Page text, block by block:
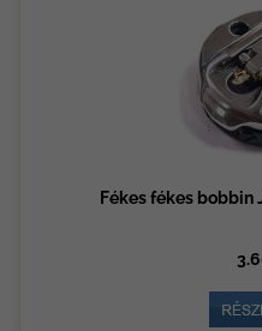
Fékes fékes bobbin